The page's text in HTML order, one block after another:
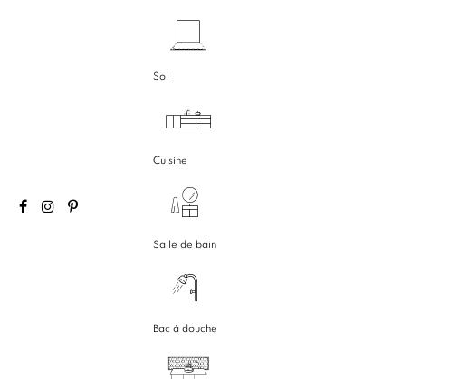
Sol
Cuisine
Salle de bain
Bac à douche